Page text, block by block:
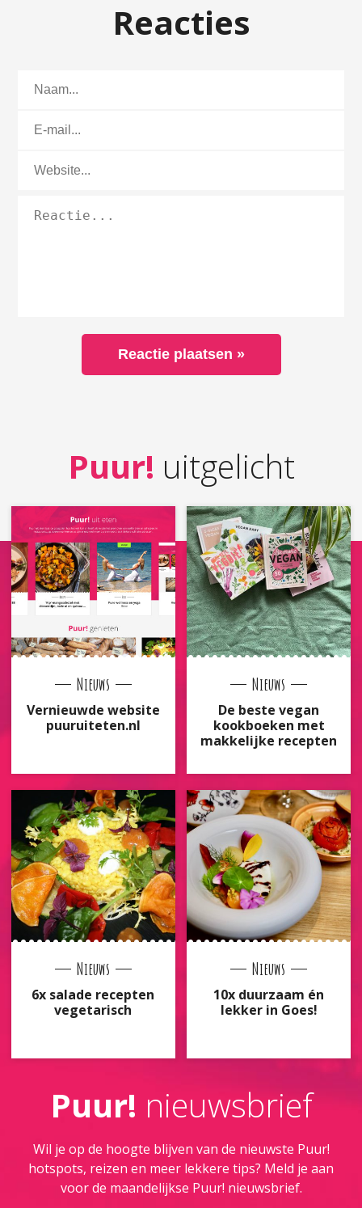
Reacties
Puur! uitgelicht
Nieuws
Vernieuwde website
puuruiteten.nl
Nieuws
De beste vegan
kookboeken met
makkelijke recepten
Nieuws
6x salade recepten
vegetarisch
Nieuws
10x duurzaam én
lekker in Goes!
Puur! nieuwsbrief
Wil je op de hoogte blijven van de nieuwste Puur!
hotspots, reizen en meer lekkere tips? Meld je aan
voor de maandelijkse Puur! nieuwsbrief.